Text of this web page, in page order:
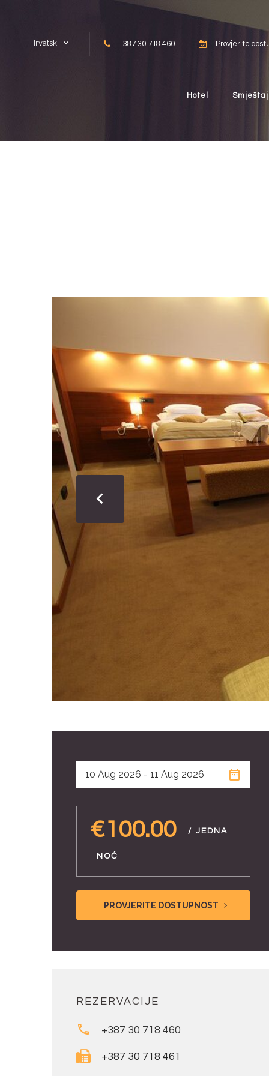
Hrvatski +387 30 718 460 Provjerite
Hotel Smještaj
€100.00 / JEDNA
NOĆ
PROVJERITE DOSTUPNOST
REZERVACIJE
+387 30 718 460
+387 30 718 461